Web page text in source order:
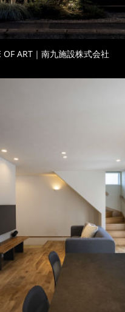
OF ART｜南九施設株式会社